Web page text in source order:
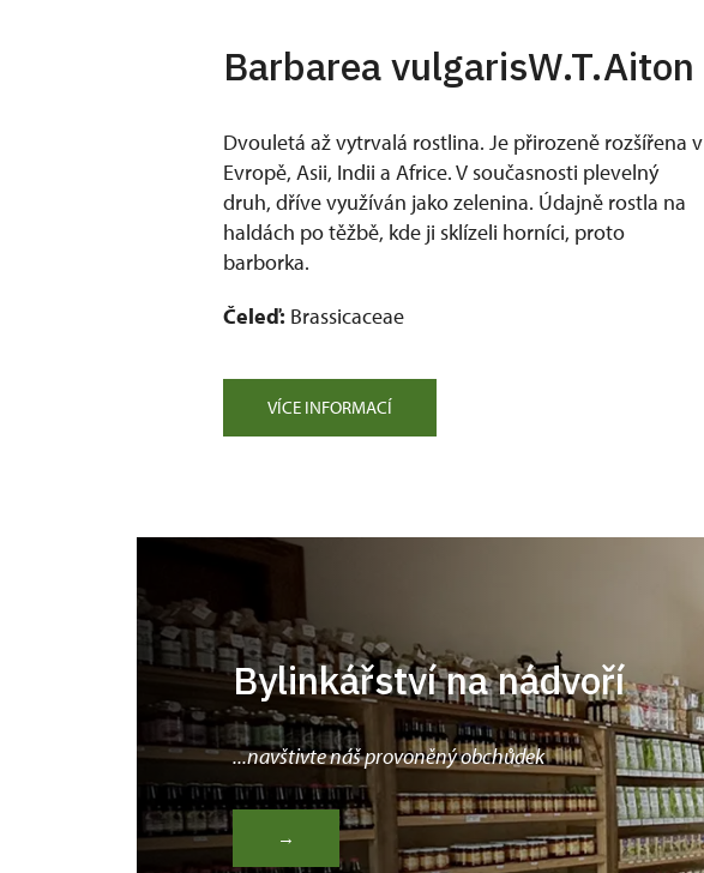
Barbarea vulgarisW.T.Aiton
Dvouletá až vytrvalá rostlina. Je přirozeně rozšířena v
Evropě, Asii, Indii a Africe. V současnosti plevelný
druh, dříve využíván jako zelenina. Údajně rostla na
haldách po těžbě, kde ji sklízeli horníci, proto
barborka.
Čeleď: Brassicaceae
VÍCE INFORMACÍ
Bylinkářství na nádvoří
...navštivte náš provoněný obchůdek
→